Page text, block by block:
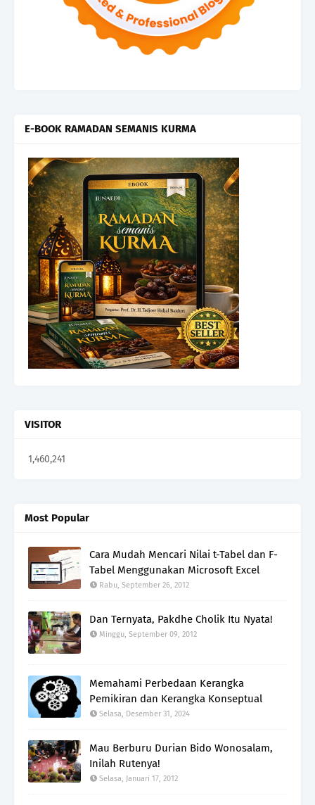
E-BOOK RAMADAN SEMANIS KURMA
VISITOR
1,460,241
Most Popular
Cara Mudah Mencari Nilai t-Tabel dan F-
Tabel Menggunakan Microsoft Excel
Rabu, September 26, 2012
Dan Ternyata, Pakdhe Cholik Itu Nyata!
Minggu, September 09, 2012
Memahami Perbedaan Kerangka
Pemikiran dan Kerangka Konseptual
Selasa, Desember 31, 2024
Mau Berburu Durian Bido Wonosalam,
Inilah Rutenya!
Selasa, Januari 17, 2012